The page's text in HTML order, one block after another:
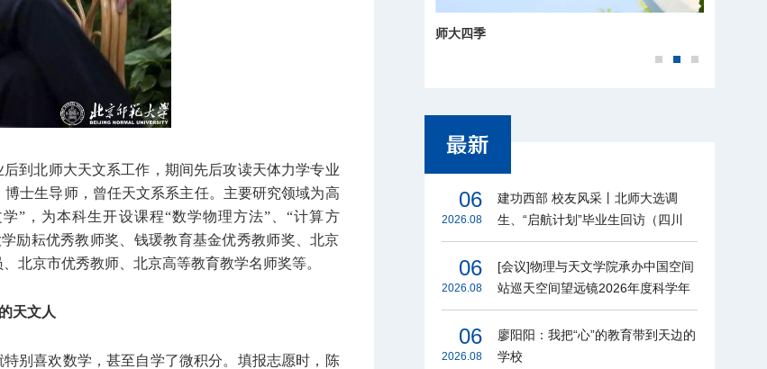
到北师大天文系工作，期间先后攻读天体力学专业
士生导师，曾任天文系系主任。主要研究领域为高
”，为本科生开设课程“数学物理方法”、“计算方
励耘优秀教师奖、钱瑗教育基金优秀教师奖、北京
北京市优秀教师、北京高等教育教学名师奖等。
天文人
别喜欢数学，甚至自学了微积分。填报志愿时，陈
师大四季
06
2026.08
建功西部 校友风采丨北师大选调
生、“启航计划”毕业生回访（四川
篇）
06
2026.08
[会议]物理与天文学院承办中国空间
站巡天空间望远镜2026年度科学年
会
06
2026.08
廖阳阳：我把“心”的教育带到天边的
学校